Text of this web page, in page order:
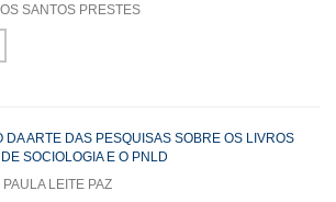
SANTOS PRESTES
DA ARTE DAS PESQUISAS SOBRE OS LIVROS
SOCIOLOGIA E O PNLD
PAULA LEITE PAZ